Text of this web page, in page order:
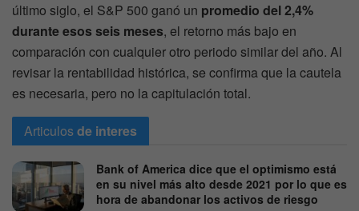
último siglo, el S&P 500 ganó un promedio del 2,4%
durante esos seis meses, el retorno más bajo en
comparación con cualquier otro periodo similar del año. Al
revisar la rentabilidad histórica, se confirma que la cautela
es necesaria, pero no la capitulación total.
Articulosde interes
Bank of America dice que el optimismo está
en su nivel más alto desde 2021 por lo que es
hora de abandonar los activos de riesgo